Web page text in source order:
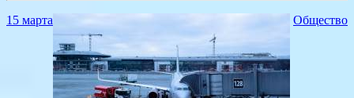
15 марта Общество